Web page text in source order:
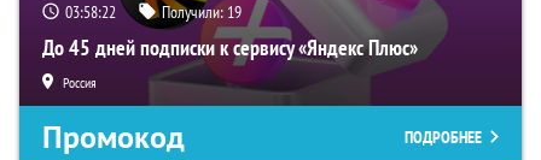
03:58:21 Получили: 19
До 45 дней подписки к сервису «Яндекс Плюс»
Россия
Промокод ПОДРОБНЕЕ